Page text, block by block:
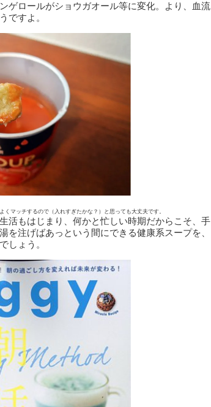
ゲロールがショウガオール等に変化。より、血流
ですよ。
マッチするので（入れすぎたかな？）と思っても大丈夫です。
活もはじまり、何かと忙しい時期だからこそ、手
注げばあっという間にできる健康系スープを、
しょう。